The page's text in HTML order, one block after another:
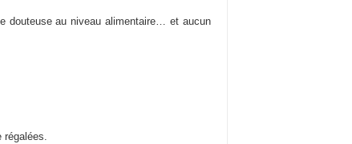
douteuse au niveau alimentaire… et aucun
régalées.